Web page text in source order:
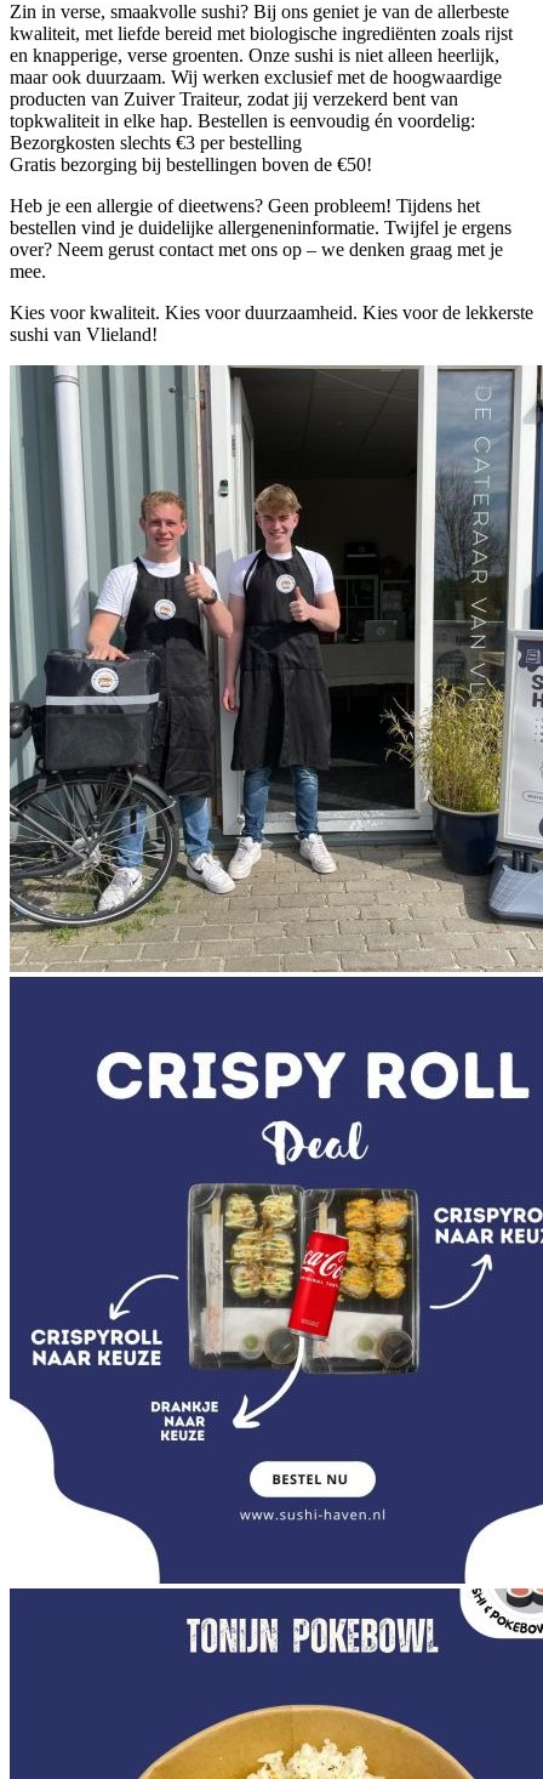
Zin in verse, smaakvolle sushi? Bij ons geniet je van de allerbeste
kwaliteit, met liefde bereid met biologische ingrediënten zoals rijst
en knapperige, verse groenten. Onze sushi is niet alleen heerlijk,
maar ook duurzaam. Wij werken exclusief met de hoogwaardige
producten van Zuiver Traiteur, zodat jij verzekerd bent van
topkwaliteit in elke hap. Bestellen is eenvoudig én voordelig:
Bezorgkosten slechts €3 per bestelling
Gratis bezorging bij bestellingen boven de €50!
Heb je een allergie of dieetwens? Geen probleem! Tijdens het
bestellen vind je duidelijke allergeneninformatie. Twijfel je ergens
over? Neem gerust contact met ons op – we denken graag met je
mee.
Kies voor kwaliteit. Kies voor duurzaamheid. Kies voor de lekkerste
sushi van Vlieland!